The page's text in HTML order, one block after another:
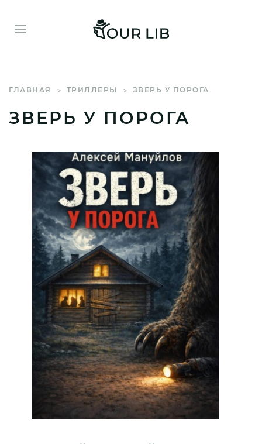
ГЛАВНАЯ ТРИЛЛЕРЫ ЗВЕРЬ У ПОРОГА
ЗВЕРЬ У ПОРОГА